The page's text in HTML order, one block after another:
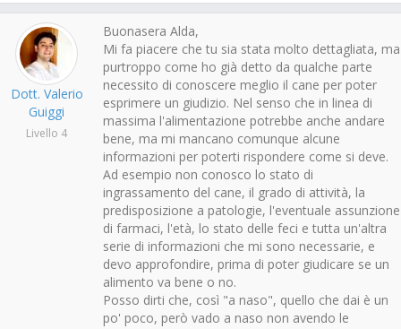
Dott. Valerio
Guiggi
Livello 4
Buonasera Alda,
Mi fa piacere che tu sia stata molto dettagliata, ma
purtroppo come ho già detto da qualche parte
necessito di conoscere meglio il cane per poter
esprimere un giudizio. Nel senso che in linea di
massima l'alimentazione potrebbe anche andare
bene, ma mi mancano comunque alcune
informazioni per poterti rispondere come si deve.
Ad esempio non conosco lo stato di
ingrassamento del cane, il grado di attività, la
predisposizione a patologie, l'eventuale assunzione
di farmaci, l'età, lo stato delle feci e tutta un'altra
serie di informazioni che mi sono necessarie, e
devo approfondire, prima di poter giudicare se un
alimento va bene o no.
Posso dirti che, così "a naso", quello che dai è un
po' poco, però vado a naso non avendo le